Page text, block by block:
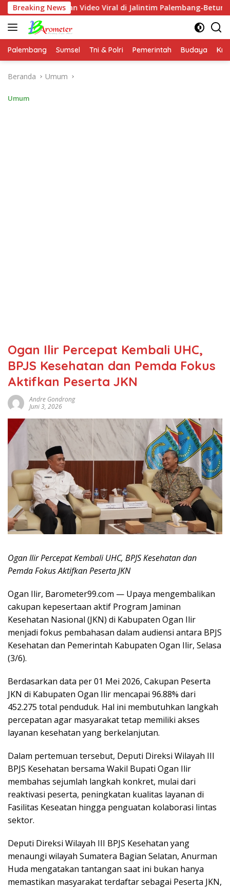
Langsung
ke
konten
Breaking News
Video Viral di Jalintim Palembang-Betung Pastikan
Palembang Sumsel Tni & Polri Pemerintah Budaya
Beranda Umum
Umum
Ogan Ilir Percepat Kembali UHC,
BPJS Kesehatan dan Pemda Fokus
Aktifkan Peserta JKN
Andre Gondrong
Juni 3, 2026
Ogan Ilir Percepat Kembali UHC, BPJS Kesehatan dan
Pemda Fokus Aktifkan Peserta JKN
Ogan Ilir, Barometer99.com — Upaya mengembalikan
cakupan kepesertaan aktif Program Jaminan
Kesehatan Nasional (JKN) di Kabupaten Ogan Ilir
menjadi fokus pembahasan dalam audiensi antara BPJS
Kesehatan dan Pemerintah Kabupaten Ogan Ilir, Selasa
(3/6).
Berdasarkan data per 01 Mei 2026, Cakupan Peserta
JKN di Kabupaten Ogan Ilir mencapai 96.88% dari
452.275 total penduduk. Hal ini membutuhkan langkah
percepatan agar masyarakat tetap memiliki akses
layanan kesehatan yang berkelanjutan.
Dalam pertemuan tersebut, Deputi Direksi Wilayah III
BPJS Kesehatan bersama Wakil Bupati Ogan Ilir
membahas sejumlah langkah konkret, mulai dari
reaktivasi peserta, peningkatan kualitas layanan di
Fasilitas Keseatan hingga penguatan kolaborasi lintas
sektor.
Deputi Direksi Wilayah III BPJS Kesehatan yang
menaungi wilayah Sumatera Bagian Selatan, Anurman
Huda mengatakan tantangan saat ini bukan hanya
memastikan masyarakat terdaftar sebagai Peserta JKN,